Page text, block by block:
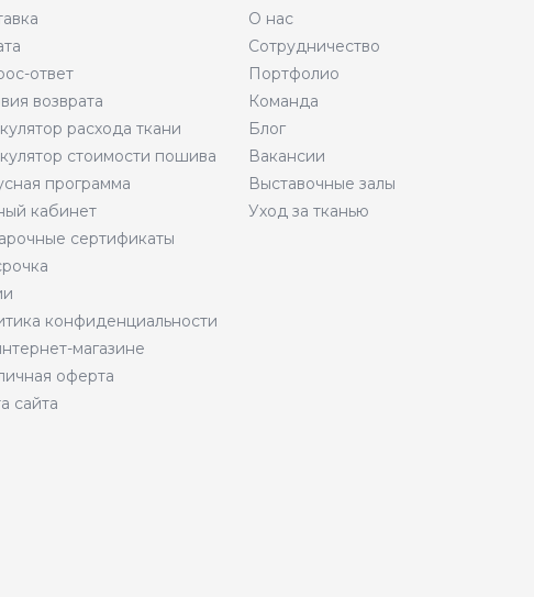
ответ
возврата
расхода ткани
стоимости пошива
программа
кабинет
сертификаты
конфиденциальности
магазине
оферта
сайта
О нас
Сотрудничество
Портфолио
Команда
Блог
Вакансии
Выставочные залы
Уход за тканью